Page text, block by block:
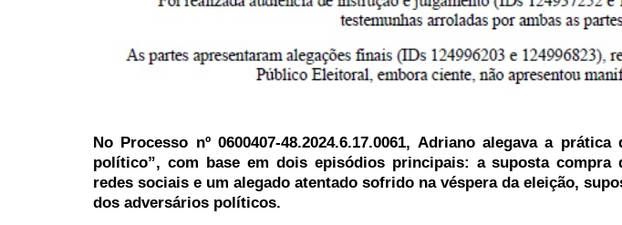
No Processo nº 0600407-48.2024.6.17.0061, Adriano alegava a
político”, com base em dois episódios principais: a suposta compra
redes sociais e um alegado atentado sofrido na véspera da eleição,
dos adversários políticos.